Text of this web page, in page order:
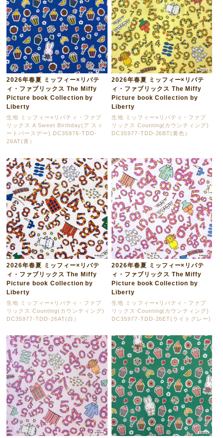
2026年春夏 ミッフィー×リバテ
ィ・ファブリックス The Miffy
Picture book Collection by
Liberty
生地 ミッフィー×リバティ・ファブ
リックス A Sweet Birthday(ア スィ
ートバースデー) DC35976-TDD-
26AT(青）
2026年春夏 ミッフィー×リバテ
ィ・ファブリックス The Miffy
Picture book Collection by
Liberty
生地 ミッフィー×リバティ・ファブ
リックス Counting(カウンティング)
DC35977-TDD-26BT(黄色）
2026年春夏 ミッフィー×リバテ
ィ・ファブリックス The Miffy
Picture book Collection by
Liberty
生地 ミッフィー×リバティ・ファブ
リックス Counting(カウンティング)
DC35977-TDD-26AT(白）
2026年春夏 ミッフィー×リバテ
ィ・ファブリックス The Miffy
Picture book Collection by
Liberty
生地 ミッフィー×リバティ・ファブ
リックス Counting(カウンティング)
DC35977-TDD-26ET(ライトグレー)